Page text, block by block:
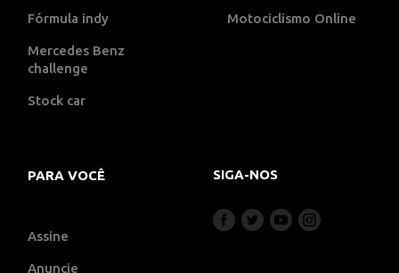
Fórmula indy
Mercedes Benz
challenge
Stock car
Motociclismo Online
PARA VOCÊ
Assine
Anuncie
SIGA-NOS